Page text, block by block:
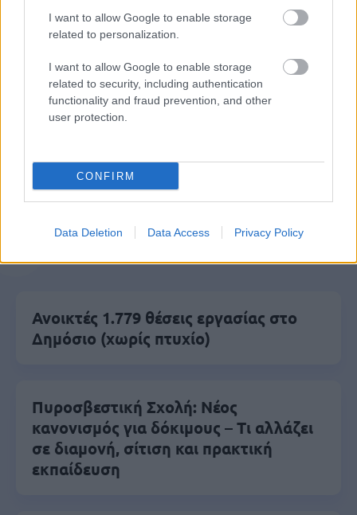
I want to allow Google to enable storage
related to personalization.
I want to allow Google to enable storage
related to security, including authentication
functionality and fraud prevention, and other
user protection.
CONFIRM
Data Deletion Data Access Privacy Policy
Μάθε πρώτος όλες τις σημαντικές
ειδήσεις.
Βάλε το proson.gr στα αποτελέσματα
Δημοφιλείς Ειδήσεις
Ανοικτές 1.779 θέσεις εργασίας στο
Δημόσιο (χωρίς πτυχίο)
Πυροσβεστική Σχολή: Νέος
κανονισμός για δόκιμους – Τι αλλάζει
σε διαμονή, σίτιση και πρακτική
εκπαίδευση